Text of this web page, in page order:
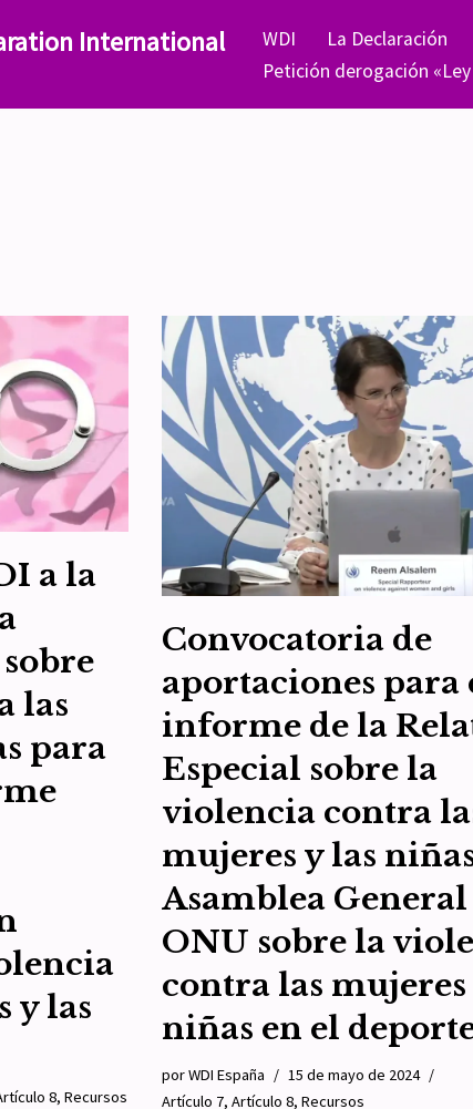
International WDI La Declaración
Petición derogación «Ley
a la
las
para
y las
8, Recursos
Convocatoria de
aportaciones para
informe de la
Especial sobre la
violencia contra
mujeres y las
Asamblea General
ONU sobre la
contra las mujeres
niñas en el
porWDI España
15 de mayo de 2024
Artículo 7, Artículo 8, Recursos